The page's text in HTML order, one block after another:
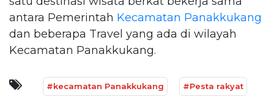
antara Pemerintah Kecamatan Panakkukang
dan beberapa Travel yang ada di wilayah
Kecamatan Panakkukang.
#kecamatan Panakkukang #Pesta rakyat